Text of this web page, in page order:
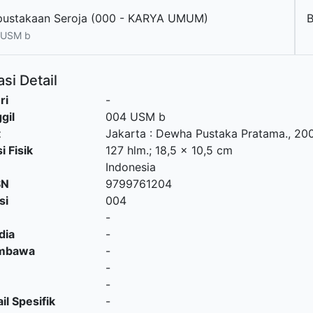
Seroja (000 - KARYA UMUM)
b
Detail
-
004 USM b
Jakarta : Dewha Pustaka Pratama.,
Fisik
127 hlm.; 18,5 x 10,5 cm
Indonesia
9799761204
004
-
-
-
-
-
Spesifik
-